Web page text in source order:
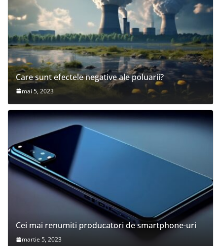
Care sunt efectele negative ale poluarii?
mai 5, 2023
Cei mai renumiti producatori de smartphone-uri
martie 5, 2023